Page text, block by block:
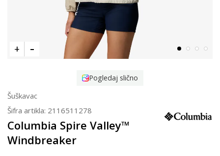
Pogledaj slično
Šuškavac
Šifra artikla: 2116511278
Columbia Spire Valley™
Windbreaker